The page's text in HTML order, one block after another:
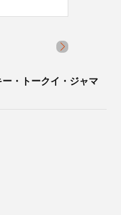
・トークイ・ジャマ